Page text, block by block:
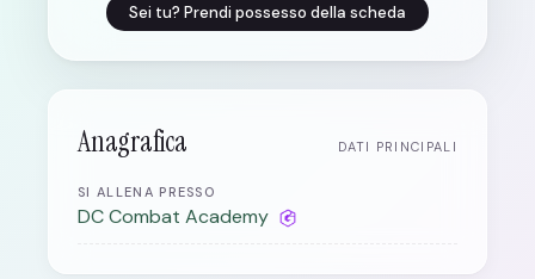
Sei tu? Prendi possesso della scheda
Anagrafica DATI PRINCIPALI
SI ALLENA PRESSO
DC Combat Academy